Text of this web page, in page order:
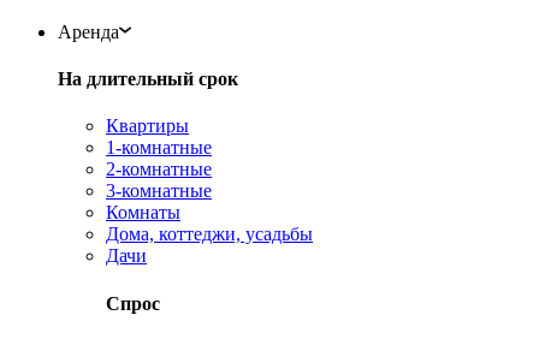
Аренда
На длительный срок
Квартиры
1-комнатные
2-комнатные
3-комнатные
Комнаты
Дома, коттеджи, усадьбы
Дачи
Спрос